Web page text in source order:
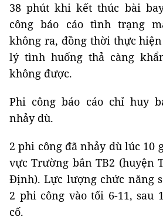
38 phút khi kết thúc bài
công báo cáo tình trạng
không ra, đồng thời thực
lý tình huống thả càng
không được.
Phi công báo cáo chỉ huy
nhảy dù.
2 phi công đã nhảy dù lúc 10
vực Trường bắn TB2 (huyện
Định). Lực lượng chức năng
2 phi công vào tối 6-11, sau
cố.